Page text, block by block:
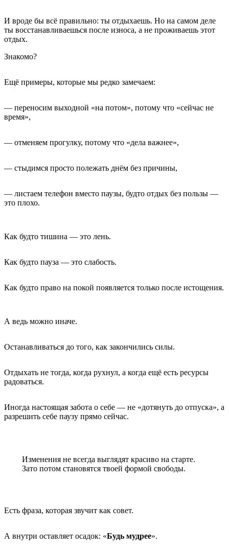
И вроде бы всё правильно: ты отдыхаешь. Но на самом деле
ты восстанавливаешься после износа, а не проживаешь этот
отдых.
Знакомо?
Ещё примеры, которые мы редко замечаем:
— переносим выходной «на потом», потому что «сейчас не
время»,
— отменяем прогулку, потому что «дела важнее»,
— стыдимся просто полежать днём без причины,
— листаем телефон вместо паузы, будто отдых без пользы —
это плохо.
Как будто тишина — это лень.
Как будто пауза — это слабость.
Как будто право на покой появляется только после истощения.
А ведь можно иначе.
Останавливаться до того, как закончились силы.
Отдыхать не тогда, когда рухнул, а когда ещё есть ресурсы
радоваться.
Иногда настоящая забота о себе — не «дотянуть до отпуска», а
разрешить себе паузу прямо сейчас.
Изменения не всегда выглядят красиво на старте.
Зато потом становятся твоей формой свободы.
Есть фраза, которая звучит как совет.
А внутри оставляет осадок: «Будь мудрее».